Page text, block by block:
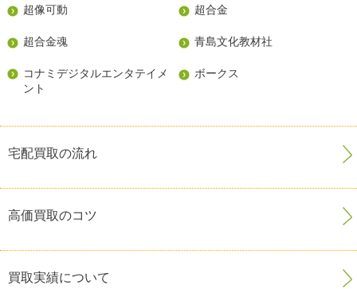
超像可動 超合金
超合金魂 青島文化教材社
コナミデジタルエンタテイメ
ント
ボークス
宅配買取の流れ
高価買取のコツ
買取実績について